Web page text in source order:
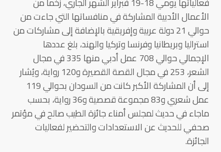
الأعمال الأدبية المشاركة في منافساتها التي جاءت من
حوالي 21 دولة عربية وإفريقية بالإضافة إلى مشاركات من
استراليا وبريطانيا وفرنسا وتركيا والهند، بلغ عددها
الإجمالي حوالي 708 عمل أدبي منها 335 في مجال
الشعر، 253 في مجال القصة القصيرة و120 رواية، ويُشار
إلى أن المشاركة الأكبر كانت من السودان بحوالي 119
عمل شعري و83 مجموعة قصصية و36 رواية، بحسب
ماجاء في حديث لمجلس أمناء جائزة الطيب صالح في مؤتمر
صحفي للحديث عن الاستعدادات والتحضير لفعاليات
الجائزة.